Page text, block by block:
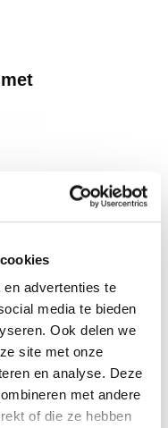
advertenties te
media te bieden
Ook delen we
site met onze
en analyse. Deze
met andere
of die ze hebben